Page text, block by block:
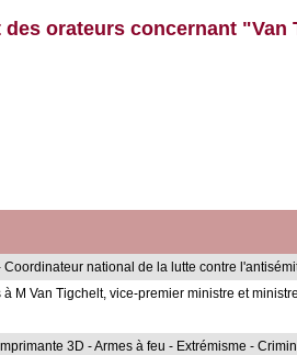
orateurs concernant
national de la lutte contre
M Van Tigchelt, vice-premier ministre et
3D - Armes à feu - Extrémisme -